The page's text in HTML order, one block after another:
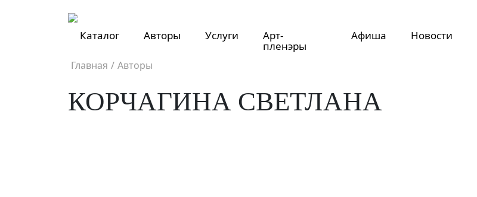
Каталог Авторы Услуги Арт-
пленэры
Афиша Новости
Главная / Авторы
КОРЧАГИНА СВЕТЛАНА